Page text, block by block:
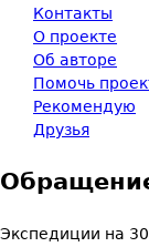
Контакты
О проекте
Об авторе
Помочь
Рекомендую
Друзья
Экспедиции на